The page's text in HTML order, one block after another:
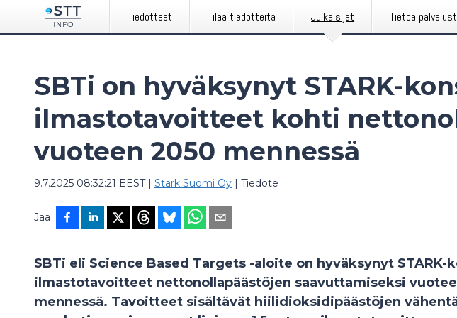
Tiedotteet Tilaa tiedotteita Julkaisijat Tietoa
SBTi on hyväksynyt STARK-
ilmastotavoitteet kohti
vuoteen 2050 mennessä
9.7.2025 08:32:21 EEST| Stark Suomi Oy | Tiedote
Jaa
SBTi eli Science Based Targets -aloite on hyväksynyt STARK-
ilmastotavoitteet nettonollapäästöjen saavuttamiseksi
mennessä. Tavoitteet sisältävät hiilidioksidipäästöjen